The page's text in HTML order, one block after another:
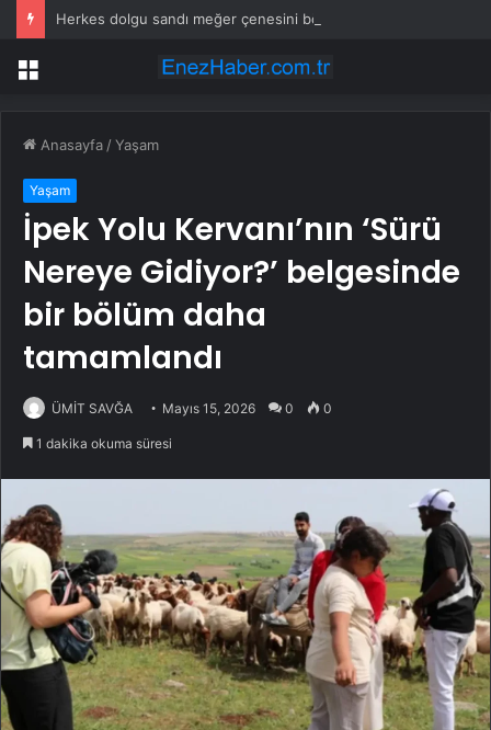
Herkes dolgu sandı meğer çenesini böcek ısırmış
Menü
Anasayfa /Yaşam
Yaşam
İpek Yolu Kervanı’nın ‘Sürü
Nereye Gidiyor?’ belgesinde
bir bölüm daha
tamamlandı
ÜMİT SAVĞA Mayıs 15, 2026 0 0
1 dakika okuma süresi